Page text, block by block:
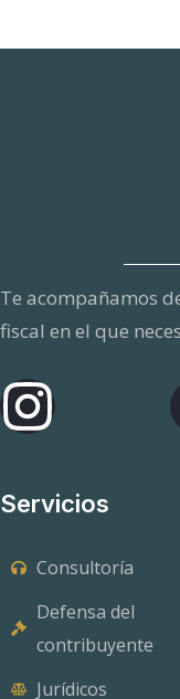
Te acompañamos
fiscal en el que
Servicios
Consultoría
Defensa del
contribuyente
Jurídicos